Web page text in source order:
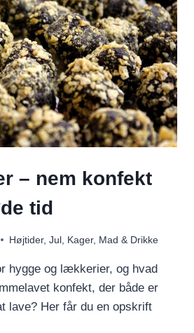
– nem konfekt
tid
Højtider, Jul Kager, Mad & Drikke
hygge og lækkerier, og hvad
konfekt, der både er
lave? Her får du en opskrift